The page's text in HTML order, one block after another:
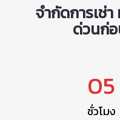
จำกัดการเช่
ด่วนก่
05
ชั่วโมง